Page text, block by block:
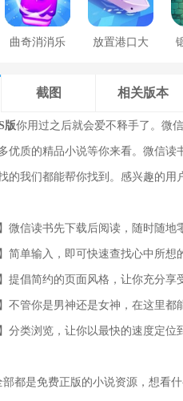
曲奇消消乐 放置港口大
截图 相关版本
版你用过之后就会爱不释手了。微
优质的精品小说等你来看。微信
的我们都能帮你找到。感兴趣的用
微信读书先下载后阅读，随时随地
简单输入，即可快速查找心中所想
提倡简约的页面风格，让你充分享
不管你是男神还是女神，在这里都
分类浏览，让你以最快的速度定位
部都是免费正版的小说资源，想看什